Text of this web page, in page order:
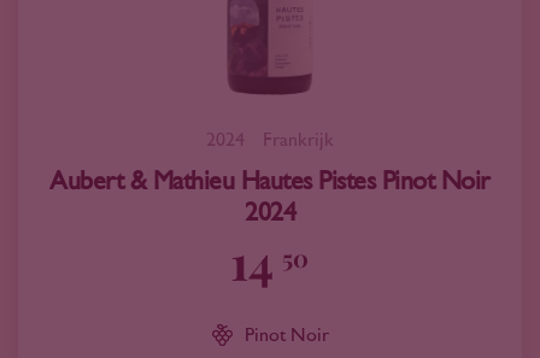
2024 Frankrijk
Aubert & Mathieu Hautes Pistes Pinot Noir
2024
14 50
Pinot Noir